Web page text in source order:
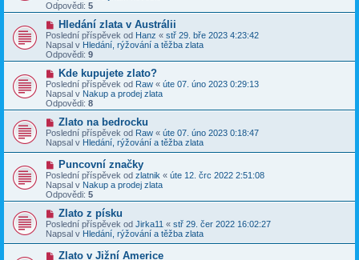
ě
v
e
k
ý
p
s
p
ě
v
e
k
Odpovědi: 5
N
o
v
ý
p
s
p
ě
v
e
k
Hledání zlata v Austrálii
Poslední příspěvek od Hanz « stř 29. bře 2023 4:23:42
Napsal v Hledání, rýžování a těžba zlata
Odpovědi: 9
N
o
v
ý
p
s
p
v
e
k
Kde kupujete zlato?
Poslední příspěvek od Raw « úte 07. úno 2023 0:29:13
Napsal v Nakup a prodej zlata
Odpovědi: 8
N
o
v
ý
p
í
s
p
v
e
k
Zlato na bedrocku
Poslední příspěvek od Raw « úte 07. úno 2023 0:18:47
Napsal v Hledání, rýžování a těžba zlata
N
o
v
ý
p
s
p
Puncovní značky
Poslední příspěvek od zlatnik « úte 12. črc 2022 2:51:08
Napsal v Nakup a prodej zlata
Odpovědi: 5
N
o
v
ý
p
Zlato z písku
Poslední příspěvek od Jirka11 « stř 29. čer 2022 16:02:27
Napsal v Hledání, rýžování a těžba zlata
NZlato v Jižní Americe